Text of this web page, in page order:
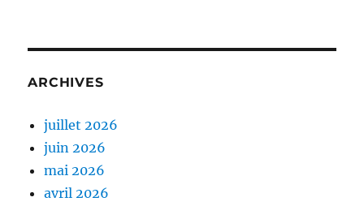
ARCHIVES
juillet 2026
juin 2026
mai 2026
avril 2026